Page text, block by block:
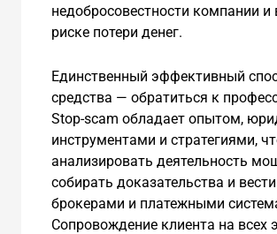
недобросовестности компании
риске потери денег.
Единственный эффективный
средства — обратиться к
Stop-scam обладает опытом,
инструментами и стратегиями,
анализировать деятельность
собирать доказательства и
брокерами и платежными
Сопровождение клиента на всех